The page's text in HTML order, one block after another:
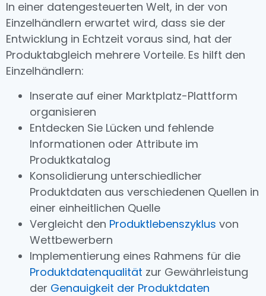
In einer datengesteuerten Welt, in der von
Einzelhändlern erwartet wird, dass sie der
Entwicklung in Echtzeit voraus sind, hat der
Produktabgleich mehrere Vorteile. Es hilft den
Einzelhändlern:
Inserate auf einer Marktplatz-Plattform
organisieren
Entdecken Sie Lücken und fehlende
Informationen oder Attribute im
Produktkatalog
Konsolidierung unterschiedlicher
Produktdaten aus verschiedenen Quellen in
einer einheitlichen Quelle
Vergleicht den Produktlebenszyklus von
Wettbewerbern
Implementierung eines Rahmens für die
Produktdatenqualität zur Gewährleistung
der Genauigkeit der Produktdaten